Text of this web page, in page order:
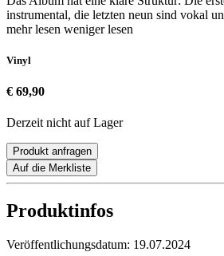
instrumental, die letzten neun sind vokal
mehr lesen weniger lesen
Vinyl
€ 69,90
Derzeit nicht auf Lager
Produkt anfragen
Auf die Merkliste
Produktinfos
Veröffentlichungsdatum: 19.07.2024